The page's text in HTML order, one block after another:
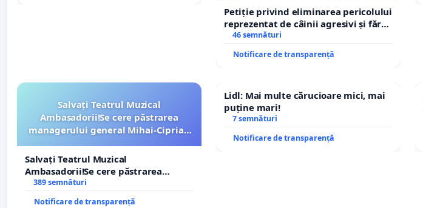
Petiție privind eliminarea pericolului
reprezentat de câinii agresivi și fără
stăpân din comuna Tunari
46 semnături
Notificare de transparență
Salvați Teatrul Muzical
Ambasadorii!Se cere păstrarea
managerului general Mihai-Ciprian
Salvați Teatrul Muzical
Ambasadorii!Se cere păstrarea
managerului general Mihai-Ciprian
ROGOJAN
389 semnături
Notificare de transparență
Lidl: Mai multe cărucioare mici, mai
puține mari!
7 semnături
Notificare de transparență